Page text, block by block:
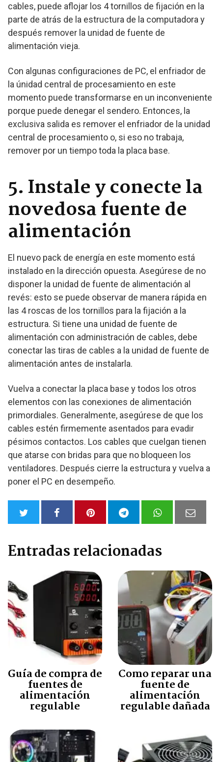
cables, puede aflojar los 4 tornillos de fijación en la
parte de atrás de la estructura de la computadora y
después remover la unidad de fuente de
alimentación vieja.
Con algunas configuraciones de PC, el enfriador de
la únidad central de procesamiento en este
momento puede transformarse en un inconveniente
porque puede denegar el sendero. Entonces, la
exclusiva salida es remover el enfriador de la unidad
central de procesamiento o, si eso no trabaja,
remover por un tiempo toda la placa base.
5. Instale y conecte la
novedosa fuente de
alimentación
El nuevo pack de energía en este momento está
instalado en la dirección opuesta. Asegúrese de no
disponer la unidad de fuente de alimentación al
revés: esto se puede observar de manera rápida en
las 4 roscas de los tornillos para la fijación a la
estructura. Si tiene una unidad de fuente de
alimentación con administración de cables, debe
conectar las tiras de cables a la unidad de fuente de
alimentación antes de instalarla.
Vuelva a conectar la placa base y todos los otros
elementos con las conexiones de alimentación
primordiales. Generalmente, asegúrese de que los
cables estén firmemente asentados para evadir
pésimos contactos. Los cables que cuelgan tienen
que atarse con bridas para que no bloqueen los
ventiladores. Después cierre la estructura y vuelva a
poner el PC en desempeño.
Entradas relacionadas
Guía de compra de
fuentes de
alimentación
regulable
Como reparar una
fuente de
alimentación
regulable dañada